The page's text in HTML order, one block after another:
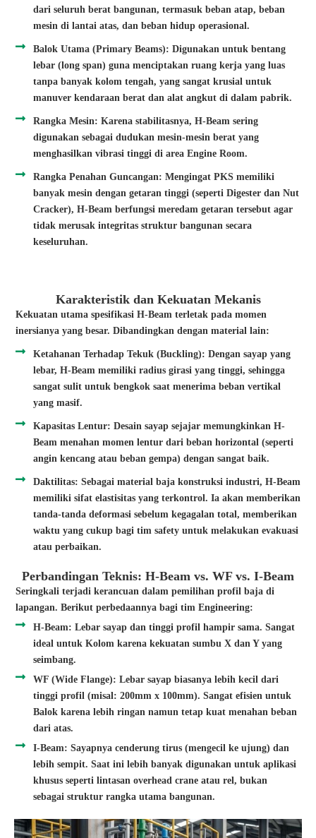
dari seluruh berat bangunan, termasuk beban atap, beban
mesin di lantai atas, dan beban hidup operasional.
Balok Utama (Primary Beams): Digunakan untuk bentang
lebar (long span) guna menciptakan ruang kerja yang luas
tanpa banyak kolom tengah, yang sangat krusial untuk
manuver kendaraan berat dan alat angkut di dalam pabrik.
Rangka Mesin: Karena stabilitasnya, H-Beam sering
digunakan sebagai dudukan mesin-mesin berat yang
menghasilkan vibrasi tinggi di area Engine Room.
Rangka Penahan Guncangan: Mengingat PKS memiliki
banyak mesin dengan getaran tinggi (seperti Digester dan Nut
Cracker), H-Beam berfungsi meredam getaran tersebut agar
tidak merusak integritas struktur bangunan secara
keseluruhan.
Karakteristik dan Kekuatan Mekanis
Kekuatan utama spesifikasi H-Beam terletak pada momen
inersianya yang besar. Dibandingkan dengan material lain:
Ketahanan Terhadap Tekuk (Buckling): Dengan sayap yang
lebar, H-Beam memiliki radius girasi yang tinggi, sehingga
sangat sulit untuk bengkok saat menerima beban vertikal
yang masif.
Kapasitas Lentur: Desain sayap sejajar memungkinkan H-
Beam menahan momen lentur dari beban horizontal (seperti
angin kencang atau beban gempa) dengan sangat baik.
Daktilitas: Sebagai material baja konstruksi industri, H-Beam
memiliki sifat elastisitas yang terkontrol. Ia akan memberikan
tanda-tanda deformasi sebelum kegagalan total, memberikan
waktu yang cukup bagi tim safety untuk melakukan evakuasi
atau perbaikan.
Perbandingan Teknis: H-Beam vs. WF vs. I-Beam
Seringkali terjadi kerancuan dalam pemilihan profil baja di
lapangan. Berikut perbedaannya bagi tim Engineering:
H-Beam: Lebar sayap dan tinggi profil hampir sama. Sangat
ideal untuk Kolom karena kekuatan sumbu X dan Y yang
seimbang.
WF (Wide Flange): Lebar sayap biasanya lebih kecil dari
tinggi profil (misal: 200mm x 100mm). Sangat efisien untuk
Balok karena lebih ringan namun tetap kuat menahan beban
dari atas.
I-Beam: Sayapnya cenderung tirus (mengecil ke ujung) dan
lebih sempit. Saat ini lebih banyak digunakan untuk aplikasi
khusus seperti lintasan overhead crane atau rel, bukan
sebagai struktur rangka utama bangunan.